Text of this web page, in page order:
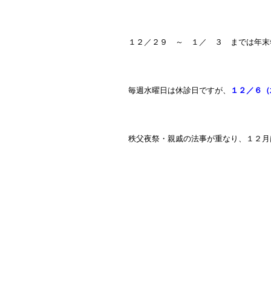
１２／２９ ～ １／ ３ までは年末年
毎週水曜日は休診日ですが、 １２／６
秩父夜祭・親戚の法事が重なり、１２